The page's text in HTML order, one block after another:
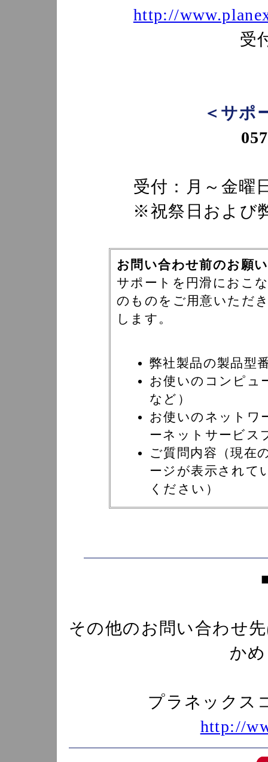
http://
受
＜サポ
受付：月～金曜
※祝祭日および
お問い合わせ前のお願い
サポートを円滑におこ
のものをご用意いただ
します。
弊社製品の製品型
お使いのコンピュ
など）
お使いのネットワ
ーネットサービス
ご質問内容（現在
ージが表示されて
ください）
その他のお問い合わせ
か
プラネックス
http://